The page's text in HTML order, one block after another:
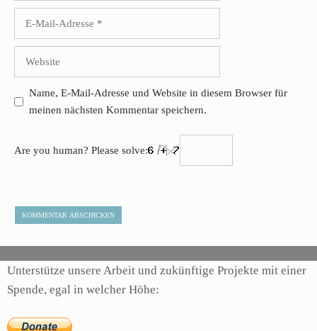
Adresse
Name, E-Mail-Adresse und Website in diesem Browser für
meinen nächsten Kommentar speichern.
Are you human? Please solve:
Unterstütze unsere Arbeit und zukünftige Projekte mit einer
Spende, egal in welcher Höhe: